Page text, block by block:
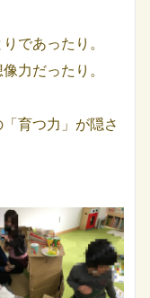
であったり。
力だったり。
育つ力」が隠さ